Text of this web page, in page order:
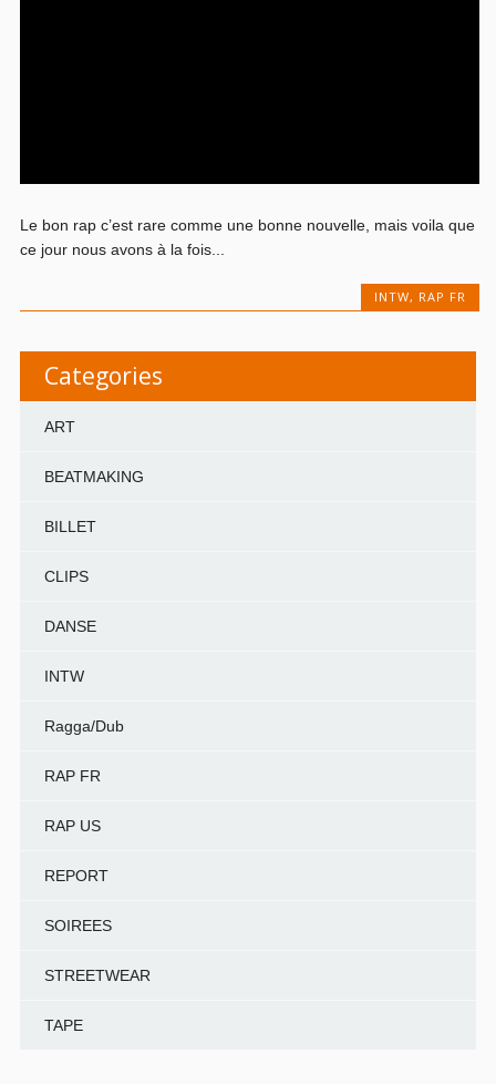
Le bon rap c’est rare comme une bonne nouvelle, mais voila que
ce jour nous avons à la fois...
INTW, RAP FR
Categories
ART
BEATMAKING
BILLET
CLIPS
DANSE
INTW
Ragga/Dub
RAP FR
RAP US
REPORT
SOIREES
STREETWEAR
TAPE